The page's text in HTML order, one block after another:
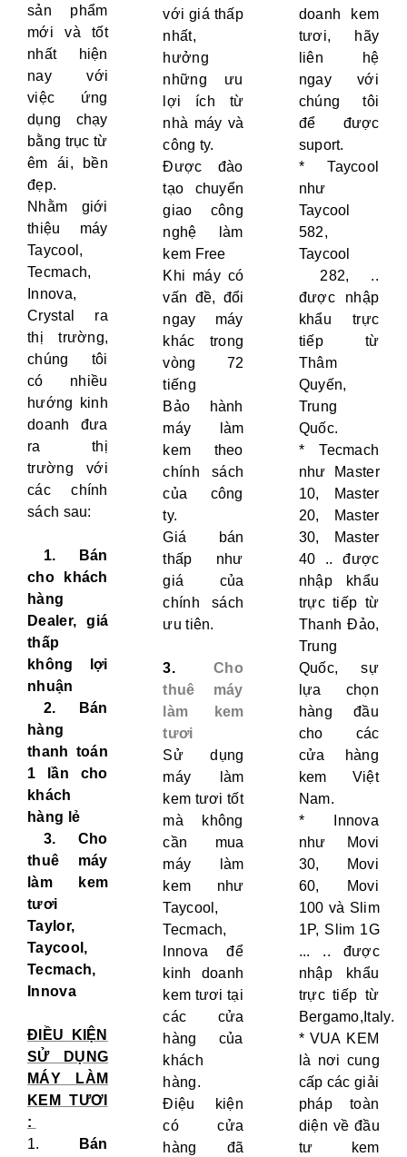
sản phẩm
mới và tốt
nhất hiện
nay với
việc ứng
dụng chạy
bằng trục từ
êm ái, bền
đẹp.
Nhằm giới
thiệu máy
Taycool,
Tecmach,
Innova,
Crystal ra
thị trường,
chúng tôi
có nhiều
hướng kinh
doanh đưa
ra thị
trường với
các chính
sách sau:
1. Bán
cho khách
hàng
Dealer, giá
thấp
không lợi
nhuận
2. Bán
hàng
thanh toán
1 lần cho
khách
hàng lẻ
3. Cho
thuê máy
làm kem
tươi
Taylor,
Taycool,
Tecmach,
Innova
ĐIỀU KIỆN
SỬ DỤNG
MÁY LÀM
KEM TƯƠI
:
1.
Bán
với giá thấp
nhất,
hưởng
những ưu
lợi ích từ
nhà máy và
công ty.
Được đào
tạo chuyển
giao công
nghệ làm
kem Free
Khi máy có
vấn đề, đổi
ngay máy
khác trong
vòng 72
tiếng
Bảo hành
máy làm
kem theo
chính sách
của công
ty.
Giá bán
thấp như
giá của
chính sách
ưu tiên.
3.Cho
thuê máy
làm kem
tươi
Sử dụng
máy làm
kem tươi tốt
mà không
cần mua
máy làm
kem như
Taycool,
Tecmach,
Innova để
kinh doanh
kem tươi tại
các cửa
hàng của
khách
hàng.
Điệu kiện
có cửa
hàng đã
doanh kem
tươi, hãy
liên hệ
ngay với
chúng tôi
để được
suport.
* Taycool
như
Taycool
582,
Taycool
282, ..
được nhập
khẩu trực
tiếp từ
Thâm
Quyến,
Trung
Quốc.
* Tecmach
như Master
10, Master
20, Master
30, Master
40 .. được
nhập khẩu
trực tiếp từ
Thanh Đảo,
Trung
Quốc, sự
lựa chọn
hàng đầu
cho các
cửa hàng
kem Việt
Nam.
* Innova
như Movi
30, Movi
60, Movi
100 và Slim
1P, Slim 1G
... .. được
nhập khẩu
trực tiếp từ
Bergamo,Italy.
* VUA KEM
là nơi cung
cấp các giải
pháp toàn
diện về đầu
tư kem